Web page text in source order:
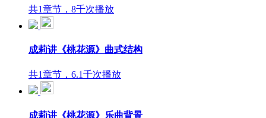
共1章节，8千次播放
成莉讲《桃花源》曲式结构
共1章节，6.1千次播放
成莉讲《桃花源》乐曲背景